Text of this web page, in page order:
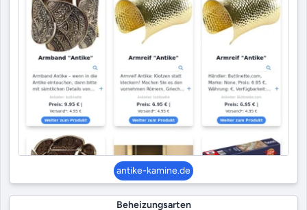
antike-kamine.de
Beheizungsarten